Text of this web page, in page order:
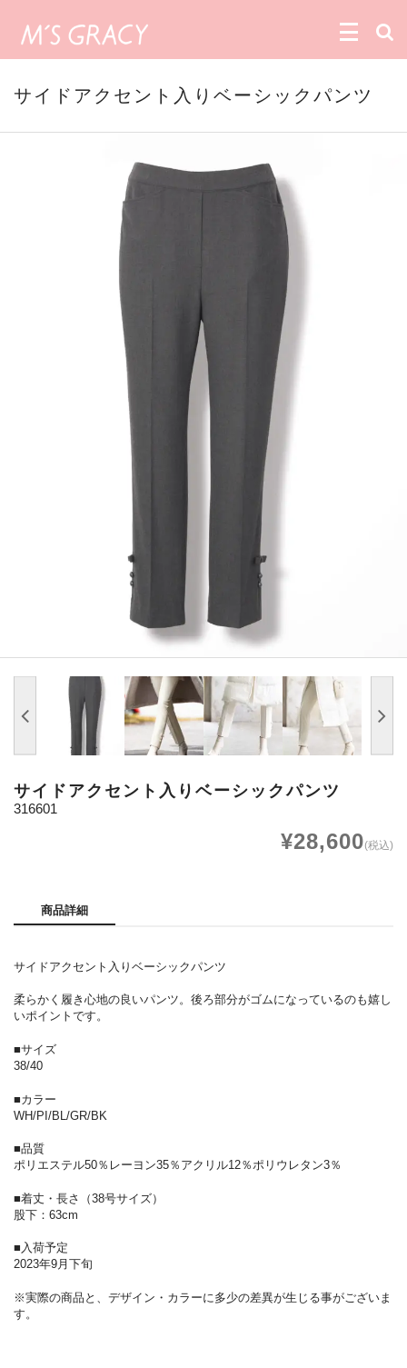
サイドアクセント入りベーシックパンツ
サイドアクセント入りベーシックパンツ
316601
¥28,600(税込)
商品詳細
サイドアクセント入りベーシックパンツ
柔らかく履き心地の良いパンツ。後ろ部分がゴムになっているのも嬉し
いポイントです。
■サイズ
38/40
■カラー
WH/PI/BL/GR/BK
■品質
ポリエステル50％レーヨン35％アクリル12％ポリウレタン3％
■着丈・長さ（38号サイズ）
股下：63cm
■入荷予定
2023年9月下旬
※実際の商品と、デザイン・カラーに多少の差異が生じる事がございま
す。